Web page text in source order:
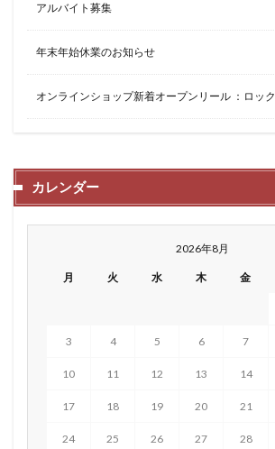
アルバイト募集
年末年始休業のお知らせ
オンラインショップ新着オープンリール ：ロック
カレンダー
2026年8月
月 火 水 木 金
3 4 5 6 7
10 11 12 13 14
17 18 19 20 21
24 25 26 27 28